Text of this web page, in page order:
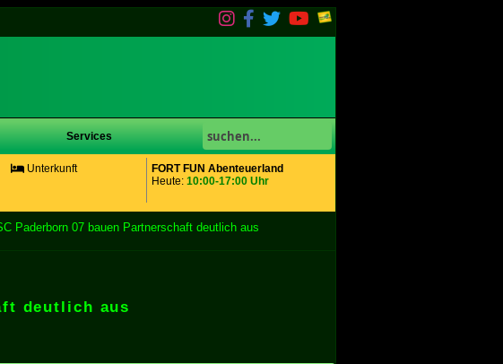
Services
FORT FUN Abenteuerland
Heute: 10:00-17:00 Uhr
Unterkunft
Paderborn 07 bauen Partnerschaft deutlich aus
deutlich aus